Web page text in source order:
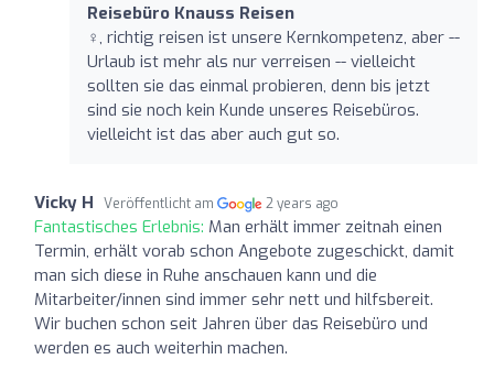
Reisebüro Knauss Reisen
‍♀️, richtig reisen ist unsere Kernkompetenz, aber --
Urlaub ist mehr als nur verreisen -- vielleicht
sollten sie das einmal probieren, denn bis jetzt
sind sie noch kein Kunde unseres Reisebüros.
vielleicht ist das aber auch gut so.
Vicky H Veröffentlicht am 2 years ago
Fantastisches Erlebnis: Man erhält immer zeitnah einen
Termin, erhält vorab schon Angebote zugeschickt, damit
man sich diese in Ruhe anschauen kann und die
Mitarbeiter/innen sind immer sehr nett und hilfsbereit.
Wir buchen schon seit Jahren über das Reisebüro und
werden es auch weiterhin machen.